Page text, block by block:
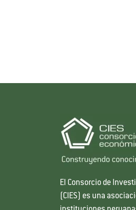
El Consorcio de
(CIES) es una